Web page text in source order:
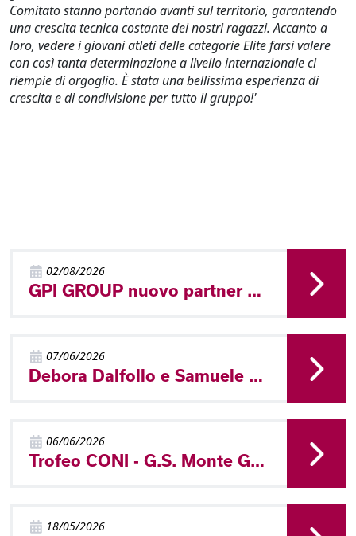
02/08/2026
GPI GROUP nuovo partner del Comitato Trentino FISO
07/06/2026
Debora Dalfollo e Samuele Tait campioni trentini sprint a Ziano
06/06/2026
Trofeo CONI - G.S. Monte Giner vincitore a Molveno
18/05/2026
Comitato stanno portando avanti sul territorio, garantendo
una crescita tecnica costante dei nostri ragazzi. Accanto a
loro, vedere i giovani atleti delle categorie Elite farsi valere
con così tanta determinazione a livello internazionale ci
riempie di orgoglio. È stata una bellissima esperienza di
crescita e di condivisione per tutto il gruppo!'